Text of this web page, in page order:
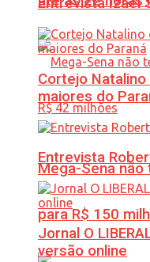
Mega-Sena
para R$ 150
Cortejo
maiores do
Entrevista
Jornal O
versão online